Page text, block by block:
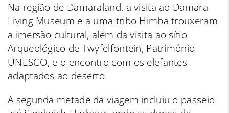
Na região de Damaraland, a visita ao Damara
Living Museum e a uma tribo Himba trouxeram
a imersão cultural, além da visita ao sítio
Arqueológico de Twyfelfontein, Patrimônio
UNESCO, e o encontro com os elefantes
adaptados ao deserto.
A segunda metade da viagem incluiu o passeio